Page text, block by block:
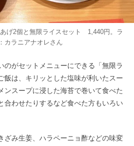
あげ2個と無限ライスセット 1,440円。ラ
カラニアナオレさん
のがセットメニューにできる「無限ラ
飯は、キリッとした塩味が利いたスー
ンスープに浸した海苔で巻いて食べた
合わせたりするなど食べた方もいろい
ざみ生姜、ハラペーニョ酢などの味変